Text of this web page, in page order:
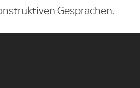
Gesprächen.